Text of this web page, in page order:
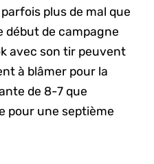
plus de mal que
début de campagne
avec son tir peuvent
à blâmer pour la
de 8-7 que
pour une septième